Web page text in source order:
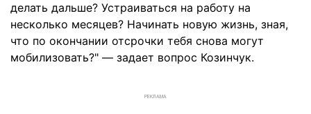
делать дальше? Устраиваться на работу на
несколько месяцев? Начинать новую жизнь, зная,
что по окончании отсрочки тебя снова могут
мобилизовать?" — задает вопрос Козинчук.
РЕКЛАМА